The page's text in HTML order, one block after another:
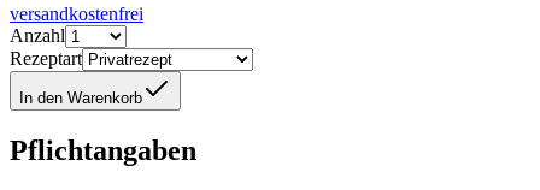
versandkostenfrei
Anzahl
Rezeptart
In den Warenkorb
Pflichtangaben